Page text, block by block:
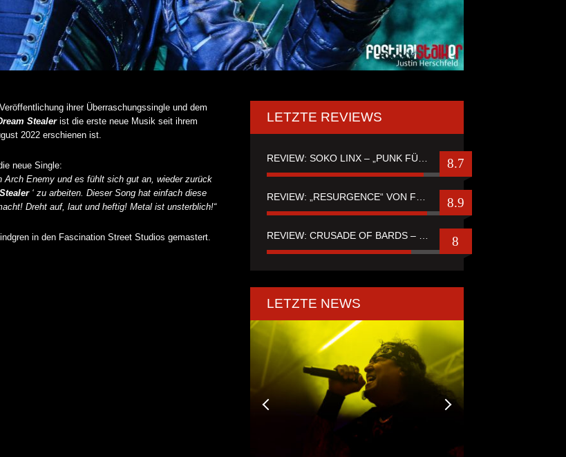
ihrer Überraschungssingle und dem
Stealerist die erste neue Musik seit ihrem
2022 erschienen ist.
neue Single:
Arch Enemy und es fühlt sich gut an, wieder zurück
‘ zu arbeiten. Dieser Song hat einfach diese
Dreht auf, laut und heftig! Metal ist unsterblich!“
in den Fascination Street Studios gemastert.
LETZTE REVIEWS
8.7
8.9
8
LETZTE NEWS